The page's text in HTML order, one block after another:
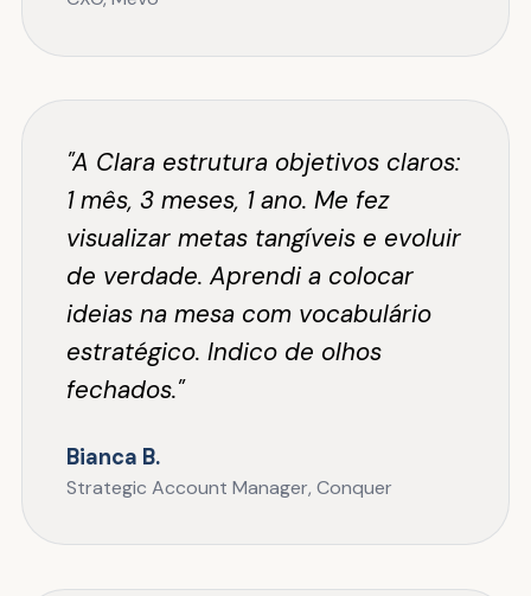
"A Clara estrutura objetivos claros:
1 mês, 3 meses, 1 ano. Me fez
visualizar metas tangíveis e evoluir
de verdade. Aprendi a colocar
ideias na mesa com vocabulário
estratégico. Indico de olhos
fechados."
Bianca B.
Strategic Account Manager, Conquer